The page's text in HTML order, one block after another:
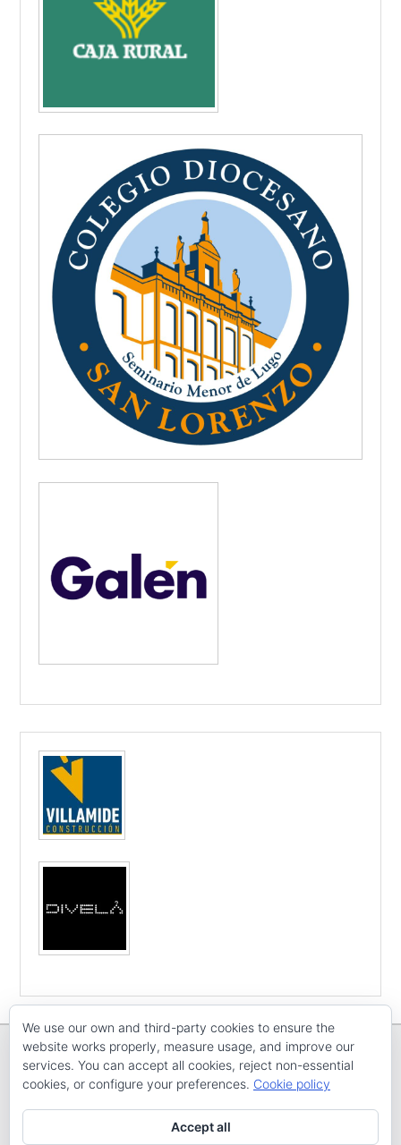
Copyright © ECV ARENAL EMEVETodos os dereitos reservados
Tema: Catch Evolution por
We use our own and third-party cookies to ensure the
website works properly, measure usage, and improve our
services. You can accept all cookies, reject non-essential
cookies, or configure your preferences. Cookie policy
Accept all